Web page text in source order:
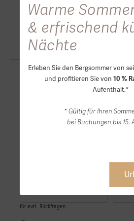
Warme
& erfrischend
Nächte
Erleben Sie den Bergsommer von
und profitieren Sie von 10 %
Aufenthalt.*
* Gültig für Ihren
bei Buchungen bis 15.